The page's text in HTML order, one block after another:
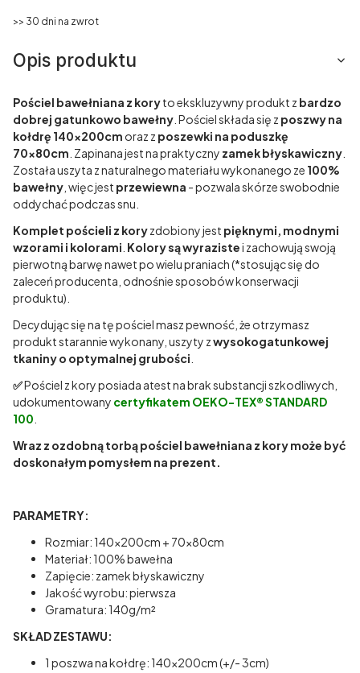
>> 30 dni na zwrot
Opis produktu
Pościel bawełniana z koryto ekskluzywny produkt z bardzo
dobrej gatunkowo bawełny . Pościel składa się z poszwy na
kołdrę 140x200cm oraz z poszewki na poduszkę
70x80cm . Zapinana jest na praktyczny zamek błyskawiczny
Została uszyta z naturalnego materiału wykonanego ze 100%
bawełny , więc jest przewiewna - pozwala skórze swobodnie
oddychać podczas snu.
Komplet pościeli z koryzdobiony jest pięknymi, modnymi
wzorami i kolorami Kolory są wyrazistei zachowują swoją
pierwotną barwę nawet po wielu praniach (*stosując się do
zaleceń producenta, odnośnie sposobów konserwacji
produktu).
Decydując się na tę pościel masz pewność, że otrzymasz
produkt starannie wykonany, uszyty zwysokogatunkowej
tkaniny o optymalnej grubości
✅Pościel z kory posiada atest na brak substancji szkodliwych,
udokumentowany certyfikatem OEKO-TEX® STANDARD
100
Wraz z ozdobną torbą pościel bawełniana z kory może być
doskonałym pomysłem na prezent.
PARAMETRY:
Rozmiar: 140x200cm + 70x80cm
Materiał: 100% bawełna
Zapięcie: zamek błyskawiczny
Jakość wyrobu: pierwsza
Gramatura: 140g/m²
SKŁAD ZESTAWU:
1 poszwa na kołdrę: 140x200cm (+/- 3cm)